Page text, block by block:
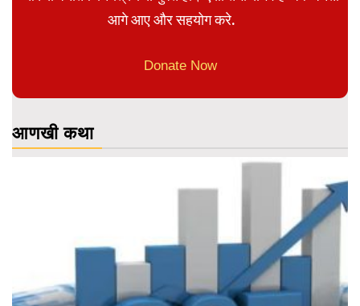
आगे आए और सहयोग करे.
Donate Now
आणखी कथा